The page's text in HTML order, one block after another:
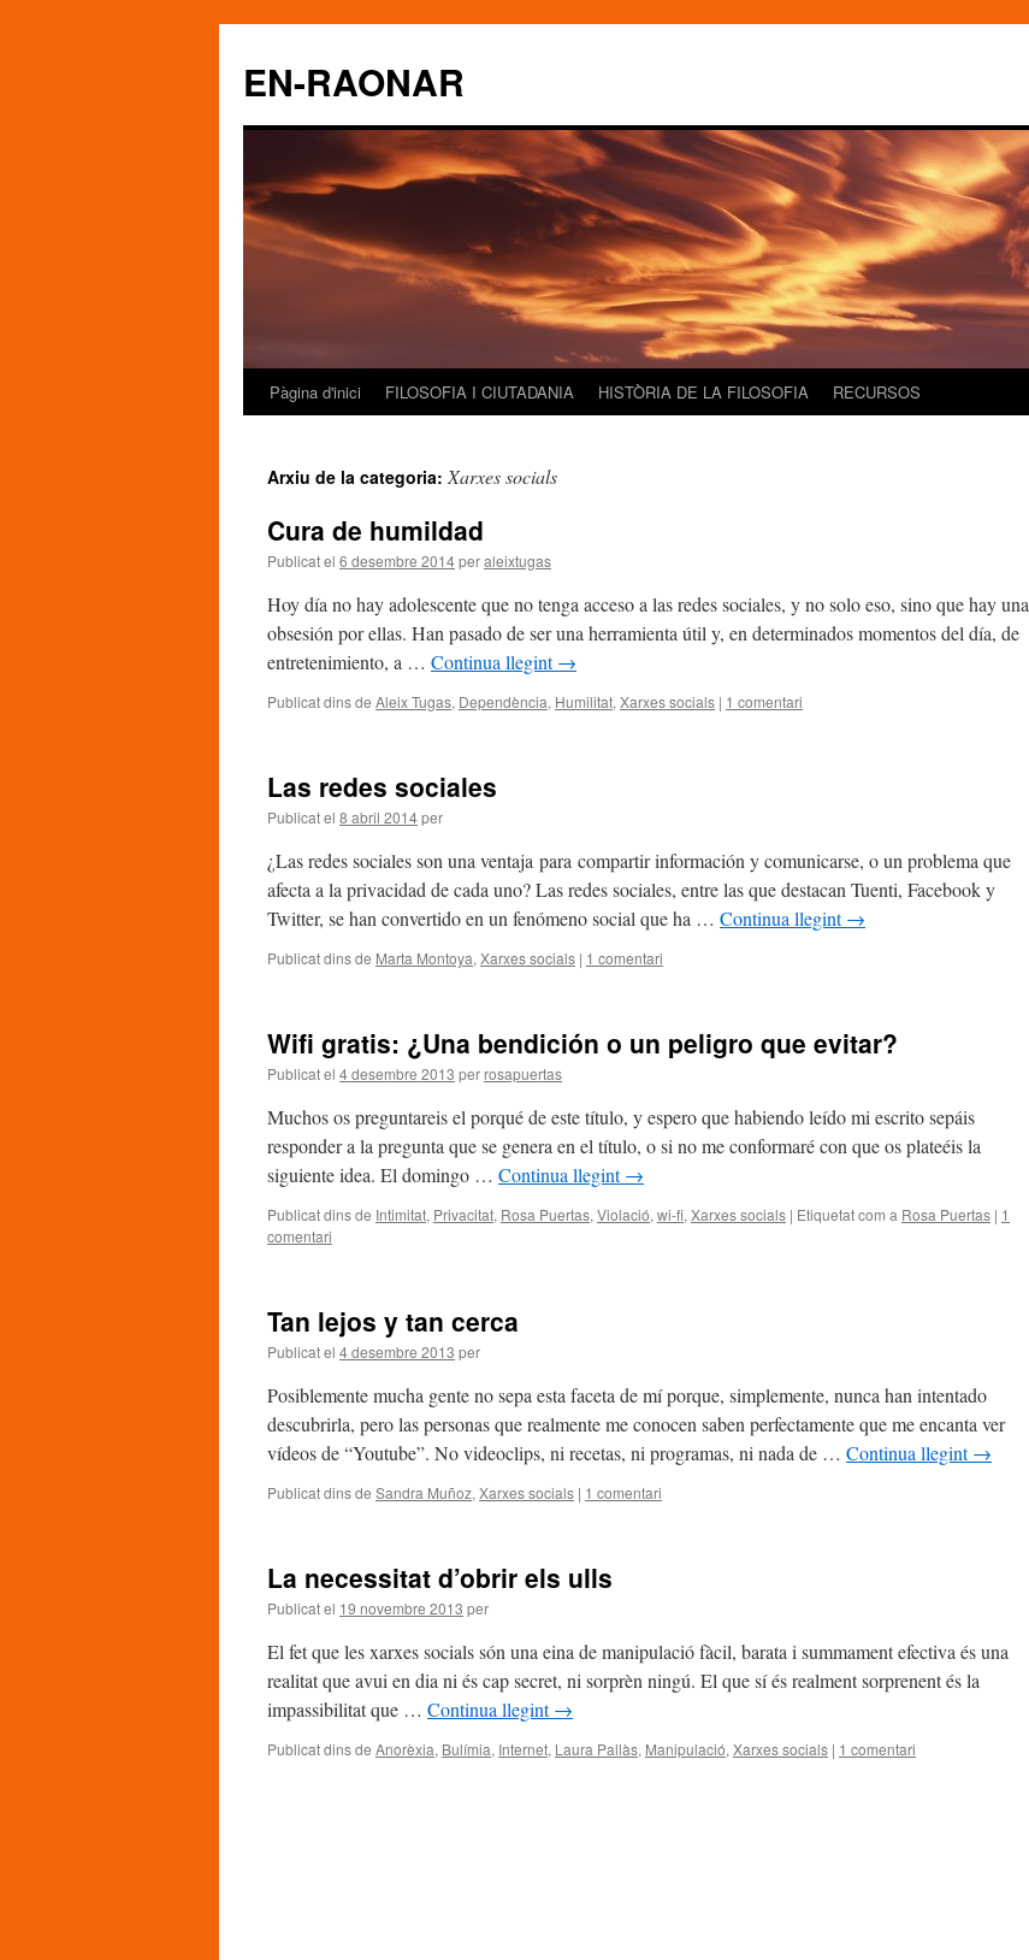
EN-RAONAR
Vés
contingut
Pàgina d'inici FILOSOFIA I CIUTADANIA HISTÒRIA DE LA FILOSOFIA RECURSOS
Arxiu de la categoria:Xarxes socials
Cura de humildad
Publicat el 6 desembre 2014peraleixtugas
Hoy día no hay adolescente que no tenga acceso a las redes sociales, y no solo eso, sino que hay una
obsesión por ellas. Han pasado de ser una herramienta útil y, en determinados momentos del día, de
entretenimiento, a … Continua llegint→
Publicat dins de Aleix Tugas, Dependència, Humilitat, Xarxes socials | 1 comentari
Las redes sociales
Publicat el 8 abril 2014per
¿Las redes sociales son una ventaja para compartir información y comunicarse, o un problema que
afecta a la privacidad de cada uno? Las redes sociales, entre las que destacan Tuenti, Facebook y
Twitter, se han convertido en un fenómeno social que ha … Continua llegint→
Publicat dins de Marta Montoya, Xarxes socials | 1 comentari
Wifi gratis: ¿Una bendición o un peligro que evitar?
Publicat el 4 desembre 2013 per rosapuertas
Muchos os preguntareis el porqué de este título, y espero que habiendo leído mi escrito sepáis
responder a la pregunta que se genera en el título, o si no me conformaré con que os plateéis la
siguiente idea. El domingo … Continua llegint→
Publicat dins de Intimitat, Privacitat, Rosa Puertas, Violació, wi-fi, Xarxes socials | Etiquetat com a Rosa Puertas | 1
comentari
Tan lejos y tan cerca
Publicat el 4 desembre 2013 per
Posiblemente mucha gente no sepa esta faceta de mí porque, simplemente, nunca han intentado
descubrirla, pero las personas que realmente me conocen saben perfectamente que me encanta ver
vídeos de “Youtube”. No videoclips, ni recetas, ni programas, ni nada de … Continua llegint→
Publicat dins de Sandra Muñoz, Xarxes socials | 1 comentari
La necessitat d’obrir els ulls
Publicat el 19 novembre 2013 per
El fet que les xarxes socials són una eina de manipulació fàcil, barata i summament efectiva és una
realitat que avui en dia ni és cap secret, ni sorprèn ningú. El que sí és realment sorprenent és la
impassibilitat que … Continua llegint→
Publicat dins de Anorèxia, Bulímia, Internet, Laura Pallàs, Manipulació, Xarxes socials | 1 comentari